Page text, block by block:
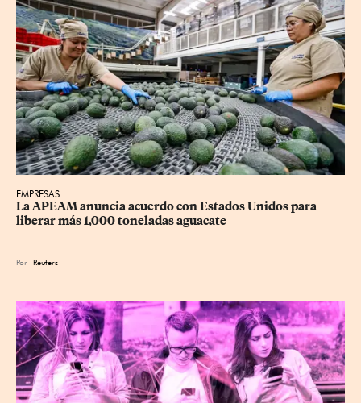
EMPRESAS
La APEAM anuncia acuerdo con Estados Unidos para
liberar más 1,000 toneladas aguacate
Por Reuters